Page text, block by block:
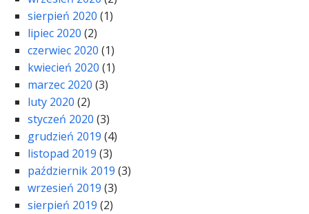
sierpień 2020 (1)
lipiec 2020 (2)
czerwiec 2020 (1)
kwiecień 2020 (1)
marzec 2020 (3)
luty 2020 (2)
styczeń 2020 (3)
grudzień 2019 (4)
listopad 2019 (3)
październik 2019 (3)
wrzesień 2019 (3)
sierpień 2019 (2)